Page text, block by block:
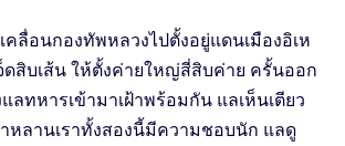
คลื่อนกองทัพหลวงไปตั้งอยู่แดนเมืองอิเห
ดสิบเส้น ให้ตั้งค่ายใหญ่สี่สิบค่าย ครั้นออก
ลทหารเข้ามาเฝ้าพร้อมกัน แลเห็นเตียว
หลานเราทั้งสองนี้มีความชอบนัก แลดู